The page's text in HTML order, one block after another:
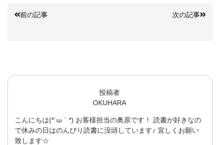
前の記事 次の記事
投稿者
OKUHARA
こんにちは(*´ω｀*) お客様担当の奥原です！ 読書が好きなの
で休みの日はのんびり読書に没頭しています♪ 宜しくお願い
致します☆